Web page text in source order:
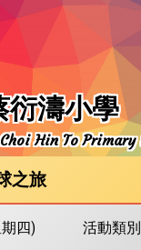
衍濤小學
Hin To Primary
之旅
四) 活動類